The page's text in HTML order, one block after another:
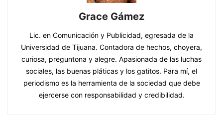
Grace Gámez
Lic. en Comunicación y Publicidad, egresada de la
Universidad de Tijuana. Contadora de hechos, choyera,
curiosa, preguntona y alegre. Apasionada de las luchas
sociales, las buenas pláticas y los gatitos. Para mí, el
periodismo es la herramienta de la sociedad que debe
ejercerse con responsabilidad y credibilidad.